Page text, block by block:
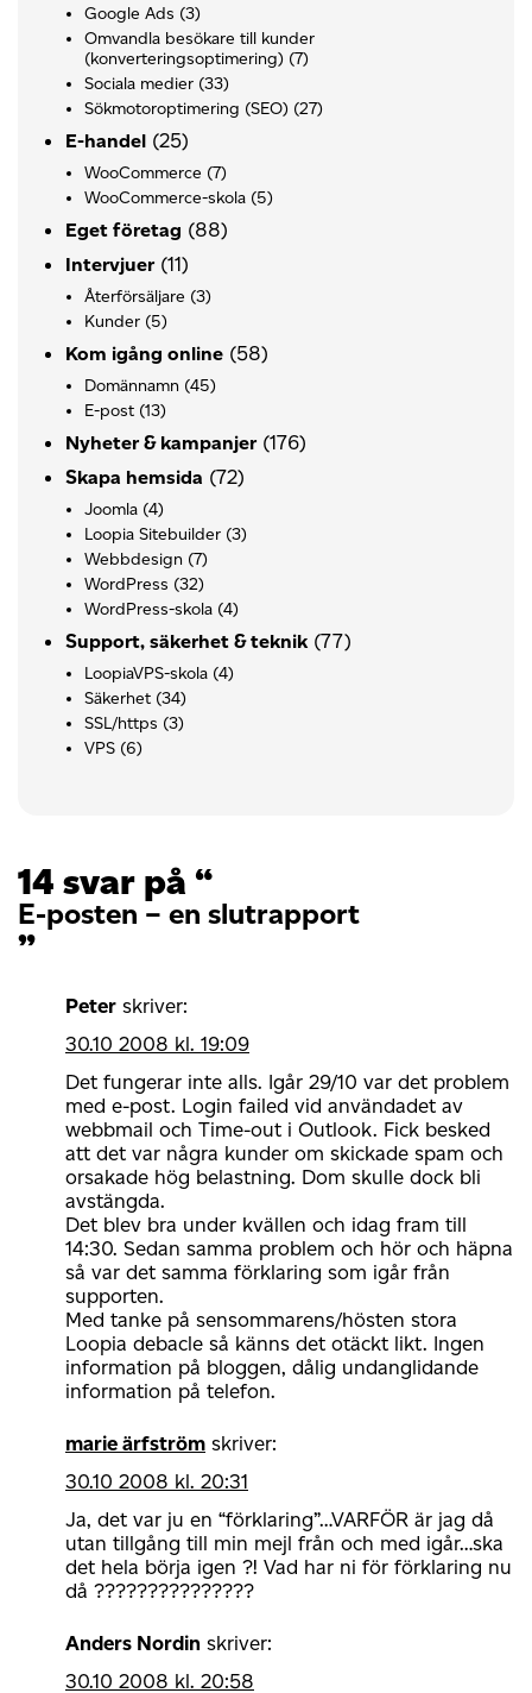
Google Ads (3)
Omvandla besökare till kunder
(konverteringsoptimering) (7)
Sociala medier (33)
Sökmotoroptimering (SEO) (27)
E-handel (25)
WooCommerce (7)
WooCommerce-skola (5)
Eget företag (88)
Intervjuer (11)
Återförsäljare (3)
Kunder (5)
Kom igång online (58)
Domännamn (45)
E-post (13)
Nyheter & kampanjer (176)
Skapa hemsida (72)
Joomla (4)
Loopia Sitebuilder (3)
Webbdesign (7)
WordPress (32)
WordPress-skola (4)
Support, säkerhet & teknik (77)
LoopiaVPS-skola (4)
Säkerhet (34)
SSL/https (3)
VPS (6)
14 svar på “
E-posten – en slutrapport
”
Peter skriver:
30.10 2008 kl. 19:09
Det fungerar inte alls. Igår 29/10 var det problem
med e-post. Login failed vid användadet av
webbmail och Time-out i Outlook. Fick besked
att det var några kunder om skickade spam och
orsakade hög belastning. Dom skulle dock bli
avstängda.
Det blev bra under kvällen och idag fram till
14:30. Sedan samma problem och hör och häpna
så var det samma förklaring som igår från
supporten.
Med tanke på sensommarens/hösten stora
Loopia debacle så känns det otäckt likt. Ingen
information på bloggen, dålig undanglidande
information på telefon.
marie ärfström skriver:
30.10 2008 kl. 20:31
Ja, det var ju en “förklaring”…VARFÖR är jag då
utan tillgång till min mejl från och med igår…ska
det hela börja igen ?! Vad har ni för förklaring nu
då ???????????????
Anders Nordin skriver:
30.10 2008 kl. 20:58